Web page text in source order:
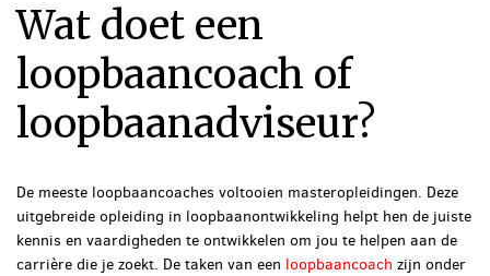
Wat doet een
loopbaancoach of
loopbaanadviseur?
De meeste loopbaancoaches voltooien masteropleidingen. Deze
uitgebreide opleiding in loopbaanontwikkeling helpt hen de juiste
kennis en vaardigheden te ontwikkelen om jou te helpen aan de
carrière die je zoekt. De taken van een loopbaancoach zijn onder